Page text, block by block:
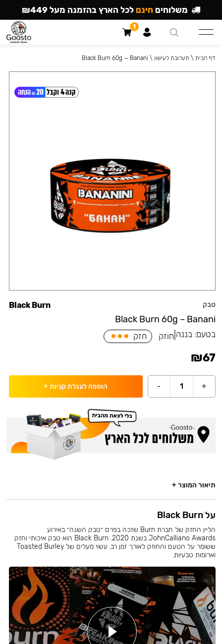
טבק
Black Burn 60g – Banani
Black Burn
בטעם:בננה חוזק חזק
₪67
+
1
- הוספה לעגלת קניות +
דף הבית \ תערובת לעישון \
Black Burn 60g — Banani
תיאור המוצר +
על Black Burn
הליין החזק של חברת Burn שזכה בפרס ״טבק השנה״ באירוע
JohnCalliano Awards בשנת 2020. Black Burn הוא טבק איכותי וחזק
ששומר על הטעם והחוזק לאורך זמן רב. עשוי מעלים של Toasted Burley
וארומות טבעיות.
משלוחים חינם לכל הארץ בהזמנה מעל ₪449
1